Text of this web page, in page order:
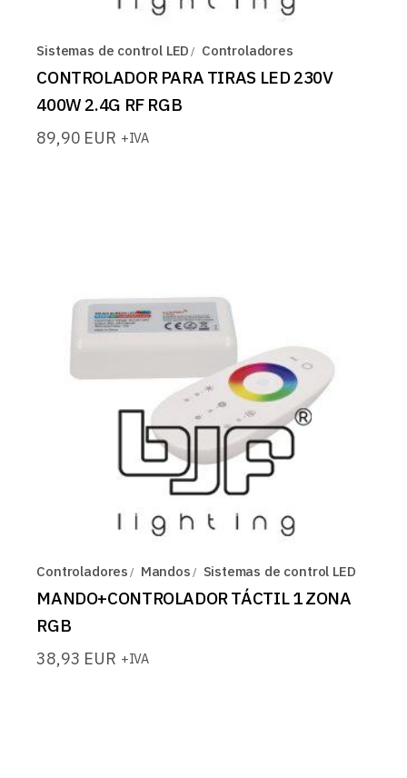
Sistemas de control LED Controladores
CONTROLADOR PARA TIRAS LED 230V
400W 2.4G RF RGB
89,90 EUR +IVA
Controladores Mandos Sistemas de control LED
MANDO+CONTROLADOR TÁCTIL 1 ZONA
RGB
38,93 EUR +IVA